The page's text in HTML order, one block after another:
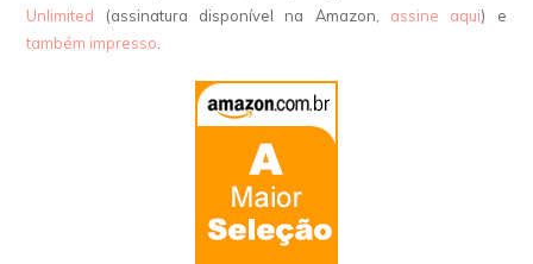
Unlimited (assinatura disponível na Amazon, assine aqui) e
também impresso